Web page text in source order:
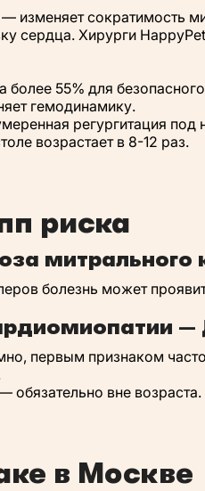
изменяет сократимость
сердца. Хирурги
55% для
гемодинамику.
регургитация под
возрастает в 8-12 раз.
риска
митрального
болезнь может
первым признаком часто
вне возраста.
в Москве